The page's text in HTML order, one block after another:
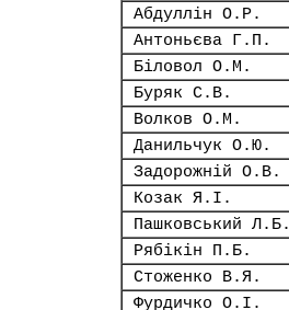
Абдуллін О.Р.
Антоньєва Г.П.
Біловол О.М.
Буряк С.В.
Волков О.М.
Данильчук О.Ю.
Задорожній О.В.
Козак Я.І.
Пашковський Л.Б.
Рябікін П.Б.
Стоженко В.Я.
Фурдичко О.І.